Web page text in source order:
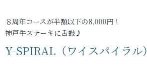
８周年コースが半額以下の8,000円！
神戸牛ステーキに舌鼓♪
Y-SPIRAL（ワイスパイラル）